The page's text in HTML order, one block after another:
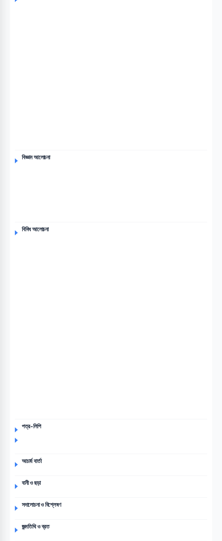
বিজ্ঞান আলোচনা
বিবিধ আলোচনা
পত্র-লিপি
আচার্য বার্তা
বানী ও ছড়া
সদালোচনা ও বিশ্লেষণ
জন্মতিথি ও ব্রত